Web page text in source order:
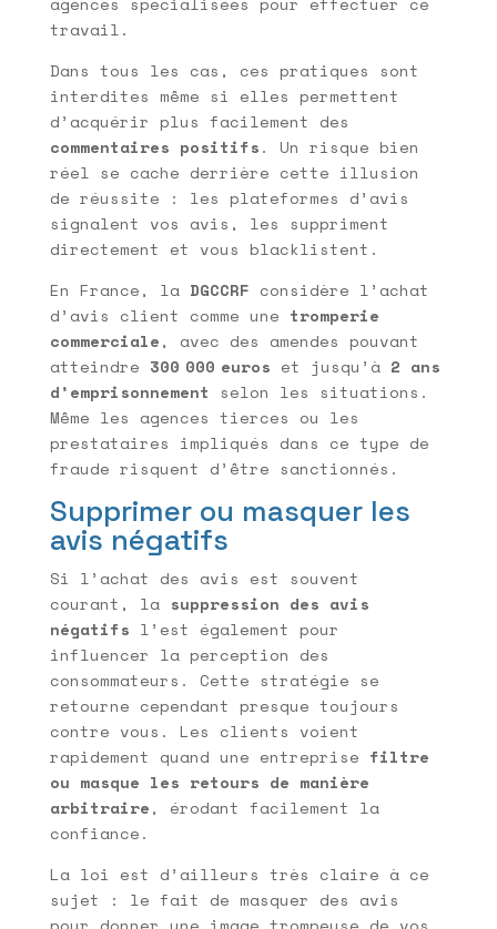
travail.
Dans tous les cas, ces pratiques sont
interdites même si elles permettent
d’acquérir plus facilement des
commentaires positifs. Un risque bien
réel se cache derrière cette illusion
de réussite : les plateformes d’avis
signalent vos avis, les suppriment
directement et vous blacklistent.
En France, la DGCCRF considère l’achat
d’avis client comme une tromperie
commerciale, avec des amendes pouvant
atteindre 300 000 euros et jusqu’à 2 ans
d’emprisonnement selon les situations.
Même les agences tierces ou les
prestataires impliqués dans ce type de
fraude risquent d’être sanctionnés.
Supprimer ou masquer les
avis négatifs
Si l’achat des avis est souvent
courant, la suppression des avis
négatifs l’est également pour
influencer la perception des
consommateurs. Cette stratégie se
retourne cependant presque toujours
contre vous. Les clients voient
rapidement quand une entreprise filtre
ou masque les retours de manière
arbitraire, érodant facilement la
confiance.
La loi est d’ailleurs très claire à ce
sujet : le fait de masquer des avis